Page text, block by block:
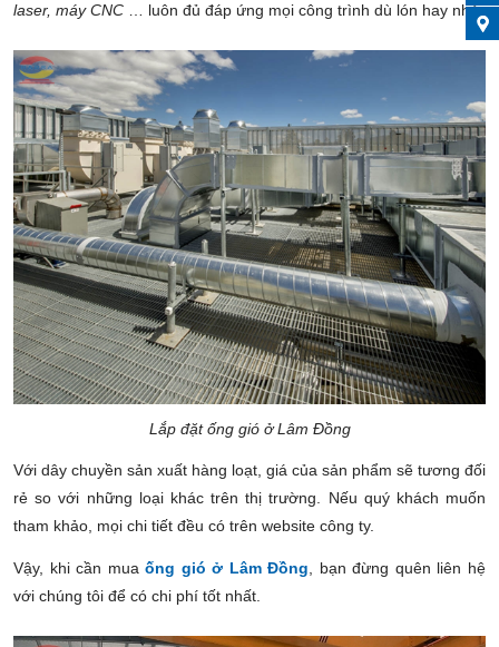
laser, máy CNC … luôn đủ đáp ứng mọi công trình dù lón hay nhỏ.
Lắp đặt ống gió ở Lâm Đồng
Với dây chuyền sản xuất hàng loạt, giá của sản phẩm sẽ tương đối
rẻ so với những loại khác trên thị trường. Nếu quý khách muốn
tham khảo, mọi chi tiết đều có trên website công ty.
Vậy, khi cần muaống gió ở Lâm Đồng , bạn đừng quên liên hệ
với chúng tôi để có chi phí tốt nhất.